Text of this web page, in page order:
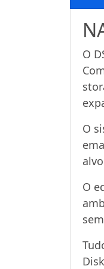
O
O
O